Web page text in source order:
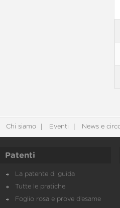
Chi siamo Eventi News e
Patenti
La patente di guida
Tutte le pratiche
Foglio rosa e prove d’esame